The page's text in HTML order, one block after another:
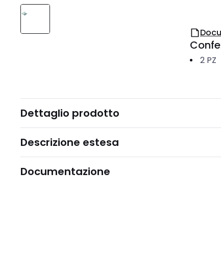
2 PZ
Dettaglio prodotto
Descrizione estesa
Documentazione